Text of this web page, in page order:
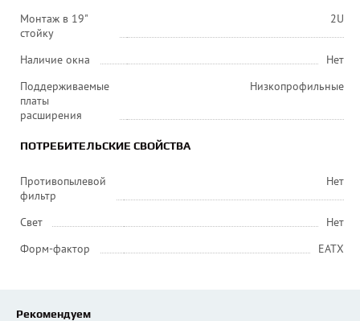
Монтаж в 19"
стойку
2U
Наличие окна
Нет
Поддерживаемые
платы
расширения
Низкопрофильные
ПОТРЕБИТЕЛЬСКИЕ СВОЙСТВА
Противопылевой
фильтр
Нет
Свет
Нет
Форм-фактор
EATX
Рекомендуем